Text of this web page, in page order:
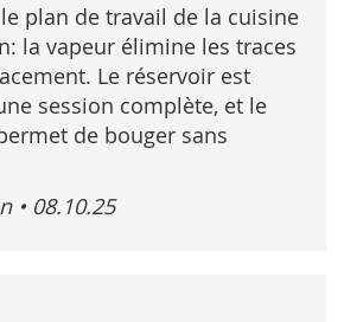
plan de travail de la cuisine
la vapeur élimine les traces
Le réservoir est
session complète, et le
de bouger sans
• 08.10.25